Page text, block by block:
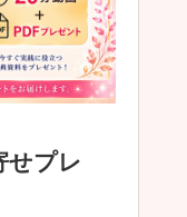
せプレ